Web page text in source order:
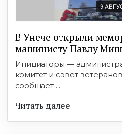
9
В Унече открыли
машинисту Павлу
Инициаторы —
комитет и совет
сообщает ...
Читать далее